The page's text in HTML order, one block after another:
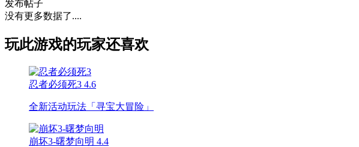
发布帖子
没有更多数据了....
玩此游戏的玩家还喜欢
忍者必须死3 4.6
全新活动玩法「寻宝大冒险」
崩坏3-曙梦向明 4.4